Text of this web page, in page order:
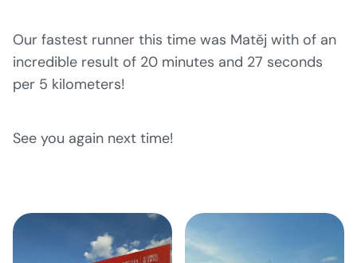
Our fastest runner this time was Matěj with of an
incredible result of 20 minutes and 27 seconds
per 5 kilometers!
See you again next time!